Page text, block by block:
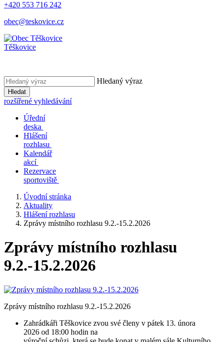
+420 553 716 242
obec@teskovice.cz
Těškovice
Hledaný výraz
Hledat
rozšířené vyhledávání
Úřední
deska
Hlášení
rozhlasu
Kalendář
akcí
Rezervace
sportoviště
Úvodní stránka
Aktuality
Hlášení rozhlasu
Zprávy místního rozhlasu 9.2.-15.2.2026
Zprávy místního rozhlasu
9.2.-15.2.2026
Zprávy místního rozhlasu 9.2.-15.2.2026
Zahrádkáři Těškovice zvou své členy v pátek 13. února
2026 od 18:00 hodin na